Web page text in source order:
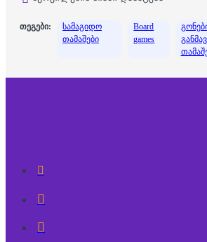
თეგები:
სამაგიდო
თამაშები
Board
games